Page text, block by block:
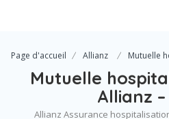
Page d'accueil Allianz Mutuelle
Mutuelle
Allianz
Allianz Assurance